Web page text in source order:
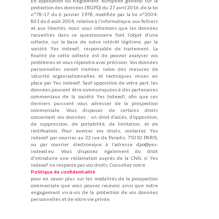
protection des données (RGPD) du 27 avril 2016, de la loi
n°78-17 du 6 janvier 1978, modifiée par la loi n°2004-
801 du 6 août 2004, relative à l’informatique, aux fichiers
et aux libertés, nous vous informons que les données
recueillies dans ce questionnaire font l’objet d’une
collecte, sur la base de notre intérêt légitime, par la
société Yes indeed!, responsable de traitement. La
finalité de cette collecte est de pouvoir analyser vos
problèmes et vous répondre avec précision. Vos données
personnelles seront traitées selon des mesures de
sécurité organisationnelles et techniques mises en
place par Yes indeed!. Sauf opposition de votre part, les
données peuvent être communiquées à des partenaires
commerciaux de la société Yes Indeed!, afin que ces
derniers puissent vous adresser de la prospection
commerciale. Vous disposez de certains droits
concernant vos données : un droit d’accès, d’opposition,
de suppression, de portabilité, de limitation, et de
rectification. Pour exercer vos droits, contactez Yes
indeed! par courrier, au 32 rue de Paradis, 75010 PARIS,
ou par courrier électronique à l’adresse dpo@yes-
indeed.eu. Vous disposez également du droit
d’introduire une réclamation auprès de la CNIL si Yes
indeed! ne respecte pas vos droits. Consultez notre
Politique de confidentialité
pour en savoir plus sur les modalités de la prospection
commerciale que vous pouvez recevoir, ainsi que notre
engagement vis-à-vis de la protection de vos données
personnelles et de votre vie privée.